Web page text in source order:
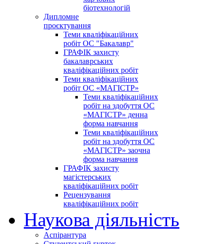
біотехнологій
Дипломне
проєктування
Теми кваліфікаційних
робіт ОС "Бакалавр"
ГРАФІК захисту
бакалаврських
кваліфікаційних робіт
Теми кваліфікаційних
робіт ОС «МАГІСТР»
Теми кваліфікаційних
робіт на здобуття ОС
«МАГІСТР» денна
форма навчання
Теми кваліфікаційних
робіт на здобуття ОС
«МАГІСТР» заочна
форма навчання
ГРАФІК захисту
магістерських
кваліфікаційних робіт
Рецензування
кваліфікаційних робіт
Наукова діяльність
Аспірантура